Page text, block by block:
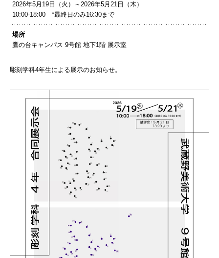
2026年5月19日（火）～2026年5月21日（木）
10:00-18:00 *最終日のみ16:30まで
場所
鷹の台キャンパス 9号館 地下1階 展示室
彫刻学科4年生による展示のお知らせ。